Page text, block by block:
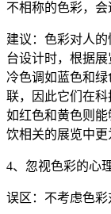
不相称的色彩，会
建议：色彩对人
台设计时，根据展
冷色调如蓝色和
联，因此它们在
如红色和黄色则
饮相关的展览中更
4、忽视色彩的心
误区：不考虑色彩